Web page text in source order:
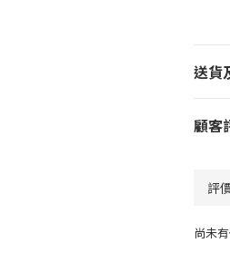
送貨
顧客
尚未